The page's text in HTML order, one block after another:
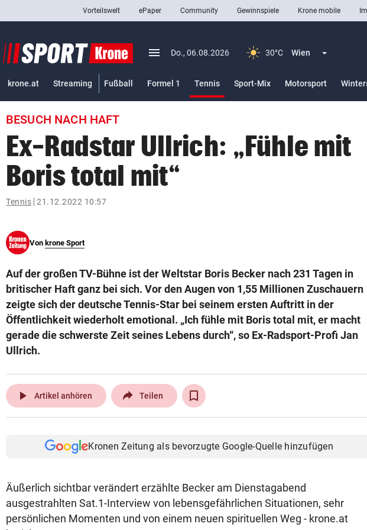
closeSchließen
Abonnieren
arrow_right
pin_drop
bookmark
search
Suchbegriff
© Krone Multimedia GmbH & Co KG 2026
Muthgasse 2, 1190 Wien
Vorteilswelt ePaper Community Gewinnspiele Krone mobile
menu Menü aufklappen
Do., 06.08.2026 30°C Wien Menü
krone.at Streaming Fußball Formel 1 Tennis
Sport-Mix
Motorsport
BESUCH NACH HAFT
Ex-Radstar Ullrich: „Fühle mit
Boris total mit“
Tennis 21.12.2022 10:57
Von krone Sport
Auf der großen TV-Bühne ist der Weltstar Boris Becker nach 231 Tagen in
britischer Haft ganz bei sich. Vor den Augen von 1,55 Millionen Zuschauern
zeigte sich der deutsche Tennis-Star bei seinem ersten Auftritt in der
Öffentlichkeit wiederholt emotional. „Ich fühle mit Boris total mit, er macht
gerade die schwerste Zeit seines Lebens durch“, so Ex-Radsport-Profi Jan
Ullrich.
play_arrow Artikel anhören Teilen
Kronen Zeitung als bevorzugte Google-Quelle hinzufügen
Äußerlich sichtbar verändert erzählte Becker am Dienstagabend
ausgestrahlten Sat.1-Interview von lebensgefährlichen Situationen, sehr
persönlichen Momenten und von einem neuen spirituellen Weg - krone.at